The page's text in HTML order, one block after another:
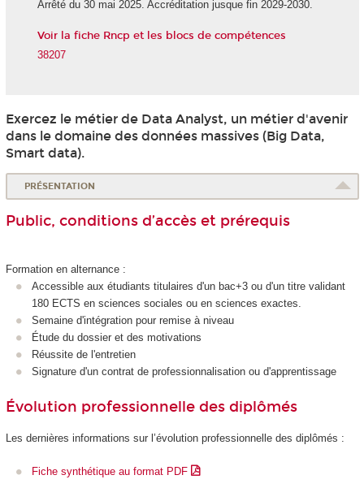
Arrêté du 30 mai 2025. Accréditation jusque fin 2029-2030.
Voir la fiche Rncp et les blocs de compétences
38207
Exercez le métier de Data Analyst, un métier d'avenir
dans le domaine des données massives (Big Data,
Smart data).
PRÉSENTATION
Public, conditions d’accès et prérequis
Formation en alternance:
Accessible aux étudiants titulaires d'un bac+3 ou d'un titre validant
180 ECTS en sciences sociales ou en sciences exactes.
Semaine d'intégration pour remise à niveau
Étude du dossier et des motivations
Réussite de l'entretien
Signature d'un contrat de professionnalisation ou d'apprentissage
Évolution professionnelle des diplômés
Les dernières informations sur l’évolution professionnelle des diplômés :
Fiche synthétique au format PDF